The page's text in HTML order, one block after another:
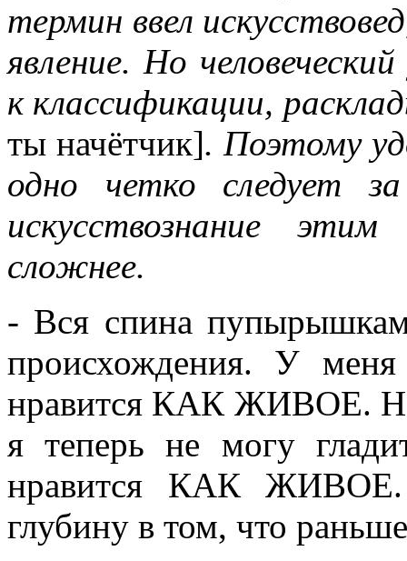
термин ввел
явление. Но
к классификации,
ты начётчик]. Поэтому
одно четко следует
искусствознание
сложнее.
- Вся спина
происхождения. У
нравится КАК ЖИВОЕ.
я теперь не могу
нравится КАК
глубину в том, что